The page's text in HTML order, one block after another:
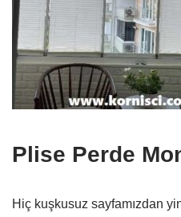
Plise Perde
Hiç kuşkusuz sayfamızdan